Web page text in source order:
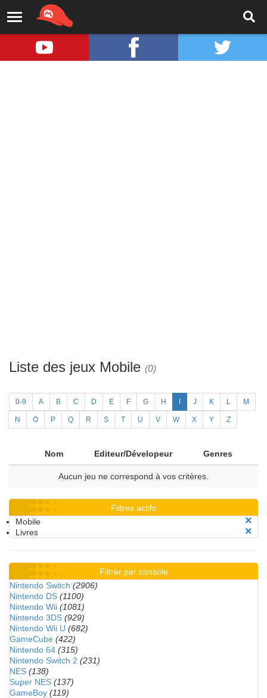
Liste des jeux Mobile (0)
0-9 A B C D E F G H J K L M
N O P Q R S T U V W X Y Z
Nom Editeur/Dévelopeur Genres
Aucun jeu ne correspond à vos critères.
Filtres actifs
Mobile
Livres
Filtrer par console
Nintendo Switch (2906)
Nintendo DS (1100)
Nintendo Wii (1081)
Nintendo 3DS (929)
Nintendo Wii U (682)
GameCube (422)
Nintendo 64 (315)
Nintendo Switch 2 (231)
NES (138)
Super NES (137)
GameBoy (119)